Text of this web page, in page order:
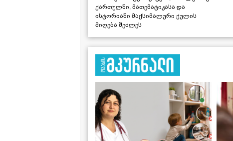
ქართულში, მათემატიკასა და
ისტორიაში მაქსიმალური ქულის
მიღება შეძლეს